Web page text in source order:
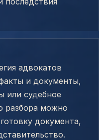
адвокатов
и документы,
или судебное
разбора можно
документа,